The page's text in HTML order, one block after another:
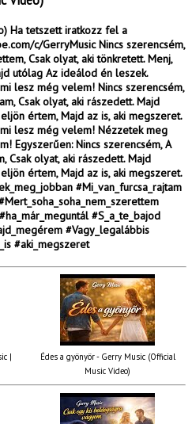
Ha tetszett iratkozz fel a
c/GerryMusic Nincs szerencsém,
Csak olyat, aki tönkretett. Menj,
utólag Az ideálod én leszek.
lesz még velem! Nincs szerencsém,
Csak olyat, aki rászedett. Majd
értem, Majd az is, aki megszeret.
lesz még velem! Nézzetek meg
Egyszerűen: Nincs szerencsém, A
Csak olyat, aki rászedett. Majd
értem, Majd az is, aki megszeret.
#Mi_van_furcsa_rajtam
#S_a_te_bajod
#Vagy_legalábbis
#aki_megszeret
|
Édes a gyönyör - Gerry Music (Official
Music Video)